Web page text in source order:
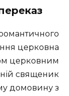
церковна
церковним
священик
домовину з